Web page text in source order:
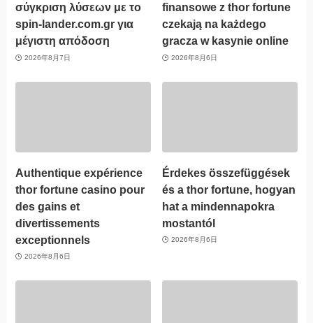
σύγκριση λύσεων με το
spin-lander.com.gr για
μέγιστη απόδοση
2026年8月7日
finansowe z thor fortune
czekają na każdego
gracza w kasynie online
2026年8月6日
Authentique expérience
thor fortune casino pour
des gains et
divertissements
exceptionnels
2026年8月6日
Érdekes összefüggések
és a thor fortune, hogyan
hat a mindennapokra
mostantól
2026年8月6日